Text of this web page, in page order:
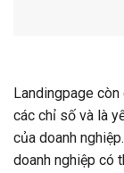
Landingpage
các chỉ số và là
của doanh
doanh nghiệp có